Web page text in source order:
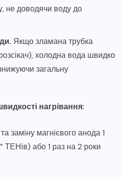
не доводячи воду до
Якщо зламана трубка
холодна вода швидко
загальну
нагрівання:
заміну магнієвого анода 1
ТЕНів) або 1 раз на 2 роки